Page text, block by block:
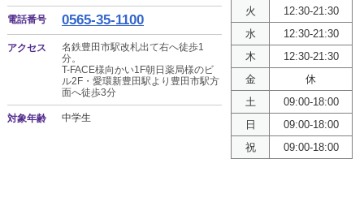
電話番号 0565-35-1100
アクセス
名鉄豊田市駅改札出て右へ徒歩1
分。
T-FACE様向かい1F朝日薬局様のビ
ル2F・愛環新豊田駅より豊田市駅方
面へ徒歩3分
対象年齢 中学生
火
12:30-21:30
水
12:30-21:30
木
12:30-21:30
金
休
土
09:00-18:00
日
09:00-18:00
祝
09:00-18:00